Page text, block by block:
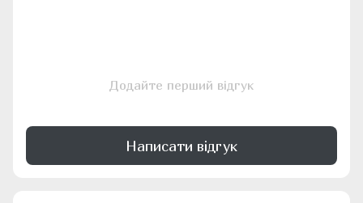
Додайте перший відгук
Написати відгук